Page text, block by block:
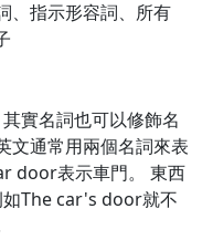
、指示形容詞、所有
實名詞也可以修飾名
文通常用兩個名詞來表
door表示車門。 東西
如The car's door就不